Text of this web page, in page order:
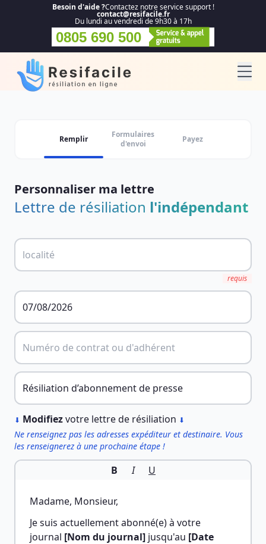
Besoin d'aide ?Contactez notre service support !
contact@resifacile.fr
Du lundi au vendredi de 9h30 à 17h
0805 690 500
Remplir
Formulaires
d'envoi
Payez
Personnaliser ma lettre
Lettre de résiliation l'indépendant
requis
⬇ Modifiezvotre lettre de résiliation ⬇
Ne renseignez pas les adresses expéditeur et destinaire. Vous
les renseignerez à une prochaine étape !
B I U
Madame, Monsieur,
Je suis actuellement abonné(e) à votre
journal [Nom du journal] jusqu'au [Date